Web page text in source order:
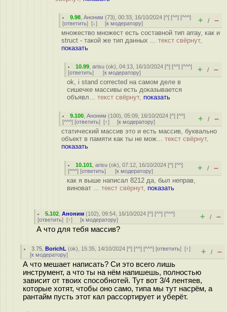
9.98 ,Аноним (73), 00:33, 16/10/2024 [^] [^^] [^^^]
[ответить] [↓] [к модератору] + / –
множество множест есть составной тип array, как и
struct - такой же тип данных ... текст свёрнут,
показать
10.99 ,arisu (ok), 04:13, 16/10/2024 [^] [^^] [^^^]
[ответить] [к модератору] + / –
ok, i stand corrected на самом деле в
сишечке массивы есть доказывается
объявл... текст свёрнут, показать
9.100 ,Аноним (100), 05:09, 16/10/2024 [^] [^^]
[^^^] [ответить] [↑] [к модератору] + / –
статический массив это и есть массив, буквально
объект в памяти как ты не мож... текст свёрнут,
показать
10.101 ,arisu (ok), 07:12, 16/10/2024 [^] [^^]
[^^^] [ответить] [к модератору] + / –
как я выше написал 8212 да, был неправ,
виноват ... текст свёрнут, показать
5.102 ,Аноним (102), 09:54, 16/10/2024 [^] [^^] [^^^]
[ответить] [↑] [к модератору] + / –
А что для тебя массив?
3.75 ,BorichL (ok), 15:35, 14/10/2024 [^] [^^] [^^^] [ответить][↑]
[к модератору] + / –
А что мешает написать? Си это всего лишь
инструмент, а что ты на нём напишешь, полностью
зависит от твоих способнотей. Тут вот 3/4 лентяев,
которые хотят, чтобы оно само, типа мы тут насрём, а
рантайм пусть этот кал рассортирует и уберёт.